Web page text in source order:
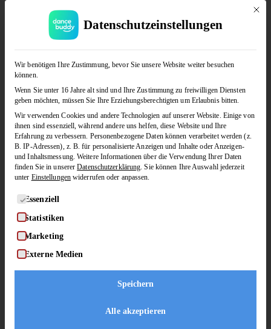
Wiener Walzer (Figuren-Snacks)
Mit
Datenschutzeinstellungen
Wir benötigen Ihre Zustimmung, bevor Sie unsere Website weiter besuchen
können.
Wenn Sie unter 16 Jahre alt sind und Ihre Zustimmung zu freiwilligen Diensten
geben möchten, müssen Sie Ihre Erziehungsberechtigten um Erlaubnis bitten.
Wir verwenden Cookies und andere Technologien auf unserer Website. Einige von
ihnen sind essenziell, während andere uns helfen, diese Website und Ihre
Erfahrung zu verbessern. Personenbezogene Daten können verarbeitet werden (z.
B. IP-Adressen), z. B. für personalisierte Anzeigen und Inhalte oder Anzeigen-
und Inhaltsmessung. Weitere Informationen über die Verwendung Ihrer Daten
finden Sie in unsererDatenschutzerklärung. Sie können Ihre Auswahl jederzeit
unter Einstellungenwiderrufen oder anpassen.
Es folgt eine Liste der Service-Gruppen, für die eine
Essenziell
Statistiken
Marketing
Externe Medien
Speichern
Alle akzeptieren